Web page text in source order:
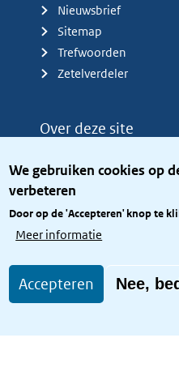
We gebruiken cookies op
verbeteren
Door op de 'Accepteren' knop te
Meer informatie
Accepteren Nee,
Nieuwsbrief
Sitemap
Trefwoorden
Zetelverdeler
Over deze site
Privacy
Toegang site openbaar
Toegankelijkheid